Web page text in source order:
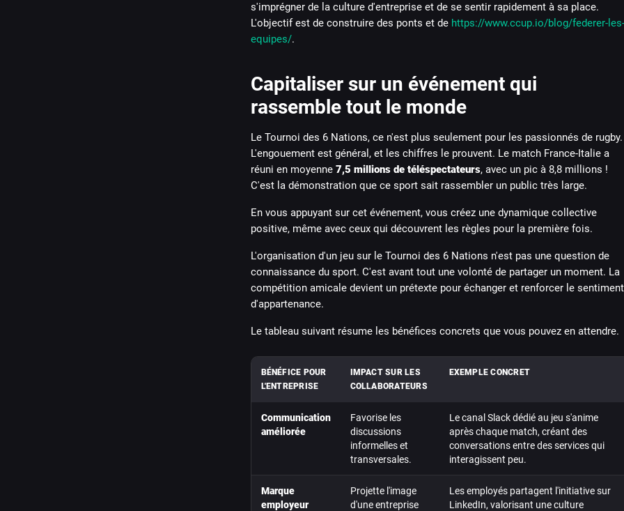
s'imprégner de la culture d'entreprise et de se sentir rapidement à sa place.
L'objectif est de construire des ponts et de https://www.ccup.io/blog/federer-les-
equipes/.
Capitaliser sur un événement qui
rassemble tout le monde
Le Tournoi des 6 Nations, ce n'est plus seulement pour les passionnés de rugby.
L'engouement est général, et les chiffres le prouvent. Le match France-Italie a
réuni en moyenne 7,5 millions de téléspectateurs, avec un pic à 8,8 millions !
C'est la démonstration que ce sport sait rassembler un public très large.
En vous appuyant sur cet événement, vous créez une dynamique collective
positive, même avec ceux qui découvrent les règles pour la première fois.
L'organisation d'un jeu sur le Tournoi des 6 Nations n'est pas une question de
connaissance du sport. C'est avant tout une volonté de partager un moment. La
compétition amicale devient un prétexte pour échanger et renforcer le sentiment
d'appartenance.
Le tableau suivant résume les bénéfices concrets que vous pouvez en attendre.
BÉNÉFICE POUR
L'ENTREPRISE
IMPACT SUR LES
COLLABORATEURS
EXEMPLE CONCRET
Communication
améliorée
Favorise les
discussions
informelles et
transversales.
Le canal Slack dédié au jeu s'anime
après chaque match, créant des
conversations entre des services qui
interagissent peu.
Marque
employeur
Projette l'image
d'une entreprise
Les employés partagent l'initiative sur
LinkedIn, valorisant une culture